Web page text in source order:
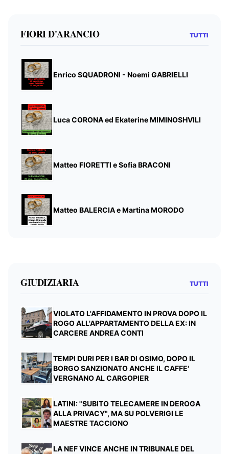
FIORI D'ARANCIO TUTTI
Enrico SQUADRONI - Noemi GABRIELLI
Luca CORONA ed Ekaterine MIMINOSHVILI
Matteo FIORETTI e Sofia BRACONI
Matteo BALERCIA e Martina MORODO
GIUDIZIARIA TUTTI
VIOLATO L'AFFIDAMENTO IN PROVA DOPO IL
ROGO ALL'APPARTAMENTO DELLA EX: IN
CARCERE ANDREA CONTI
TEMPI DURI PER I BAR DI OSIMO, DOPO IL
BORGO SANZIONATO ANCHE IL CAFFE'
VERGNANO AL CARGOPIER
LATINI: "SUBITO TELECAMERE IN DEROGA
ALLA PRIVACY", MA SU POLVERIGI LE
MAESTRE TACCIONO
LA NEF VINCE ANCHE IN TRIBUNALE DEL